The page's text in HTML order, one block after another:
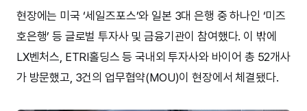
현장에는 미국 ‘세일즈포스’와 일본 3대 은행 중 하나인 ‘미즈
호은행’ 등 글로벌 투자사 및 금융기관이 참여했다. 이 밖에
LX벤처스, ETRI홀딩스 등 국내외 투자사와 바이어 총 52개사
가 방문했고, 3건의 업무협약(MOU)이 현장에서 체결됐다.